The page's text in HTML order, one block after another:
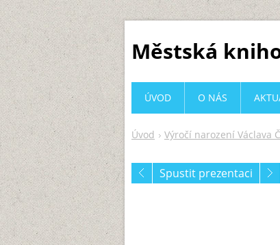
Městská
Úvod Výročí narození Václava
Spustit prezentaci
ÚVOD O NÁS